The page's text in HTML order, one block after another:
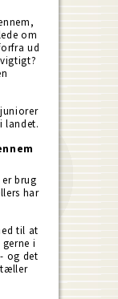
om
ud
landet.
brug
har
til at
i
og det